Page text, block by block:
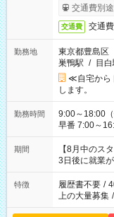
交通費別
交通費 交通
勤務地
東京都豊島区
巣鴨駅 / 目
≪自宅から
します。
勤務時間
9:00～18:00（休憩60分） ■ご希
早番 7:00～
と休みを合わ
「できれば
ね。 ※Wワーク希望の方へ 今ご覧のお仕事で希望する勤務時間
と、もう1つ
合は応募でき
期間
【8月中のス
3日後に就業
特徴 履歴書不要 /
上の大量募集 /